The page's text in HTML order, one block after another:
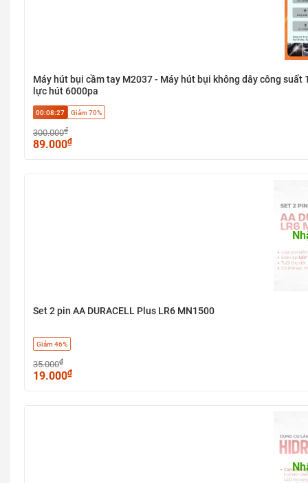
Máy hút bụi cầm tay M2037 - Máy hút bụi không dây công
lực hút 6000pa
00:08:27 Giảm 70%
300.000₫
89.000₫
Set 2 pin AA DURACELL Plus LR6 MN1500
Giảm 46%
35.000₫
19.000₫